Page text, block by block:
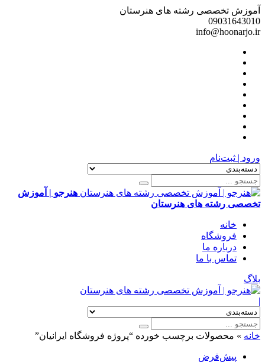
آموزش تخصصی رشته های هنرستان
09031643010
info@hoonarjo.ir
ورود | ثبت‌نام
هنرجو | آموزش
تخصصی رشته های هنرستان
خانه
فروشگاه
درباره ما
تماس با ما
بلاگ
|
خانه » محصولات برچسب خورده “پروژه فروشگاه ایرانیان”
پیش‌فرض